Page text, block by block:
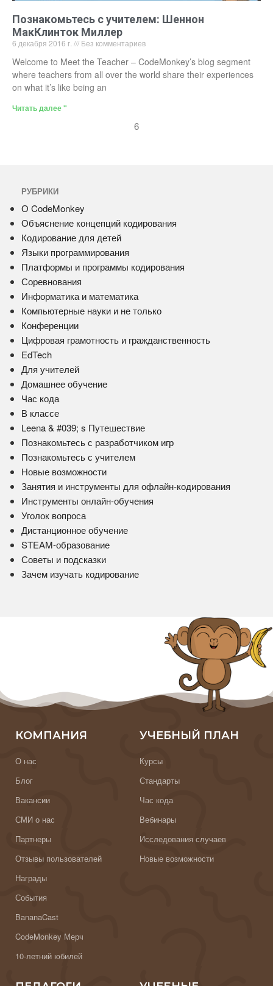
Познакомьтесь с учителем: Шеннон
МакКлинток Миллер
6 декабря 2016 г. Без комментариев
Welcome to Meet the Teacher – CodeMonkey’s blog segment
where teachers from all over the world share their experiences
on what it’s like being an
Читать далее "
6
РУБРИКИ
О CodeMonkey
Объяснение концепций кодирования
Кодирование для детей
Языки программирования
Платформы и программы кодирования
Соревнования
Информатика и математика
Компьютерные науки и не только
Конференции
Цифровая грамотность и гражданственность
EdTech
Для учителей
Домашнее обучение
Час кода
В классе
Leena & #039; s Путешествие
Познакомьтесь с разработчиком игр
Познакомьтесь с учителем
Новые возможности
Занятия и инструменты для офлайн-кодирования
Инструменты онлайн-обучения
Уголок вопроса
Дистанционное обучение
STEAM-образование
Советы и подсказки
Зачем изучать кодирование
КОМПАНИЯ
О нас
Блог
Вакансии
СМИ о нас
Партнеры
Отзывы пользователей
Награды
События
BananaCast
CodeMonkey Мерч
10-летний юбилей
УЧЕБНЫЙ ПЛАН
Курсы
Стандарты
Час кода
Вебинары
Исследования случаев
Новые возможности